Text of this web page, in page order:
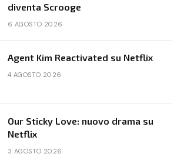
diventa Scrooge
6 AGOSTO 2026
Agent Kim Reactivated su Netflix
4 AGOSTO 2026
Our Sticky Love: nuovo drama su
Netflix
3 AGOSTO 2026